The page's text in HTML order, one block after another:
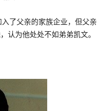
了父亲的家族企业，但父亲
认为他处处不如弟弟凯文。